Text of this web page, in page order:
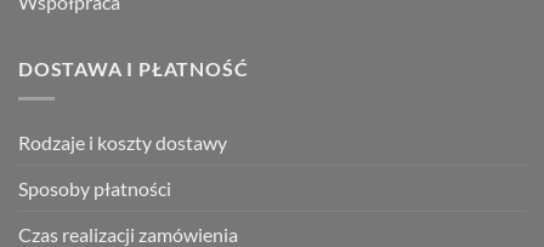
DOSTAWA I PŁATNOŚĆ
Rodzaje i koszty dostawy
Sposoby płatności
Czas realizacji zamówienia